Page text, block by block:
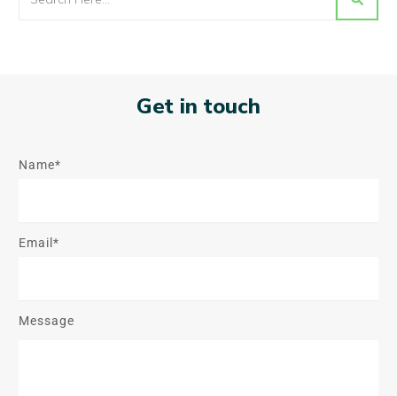
Get in touch
Name*
Email*
Message